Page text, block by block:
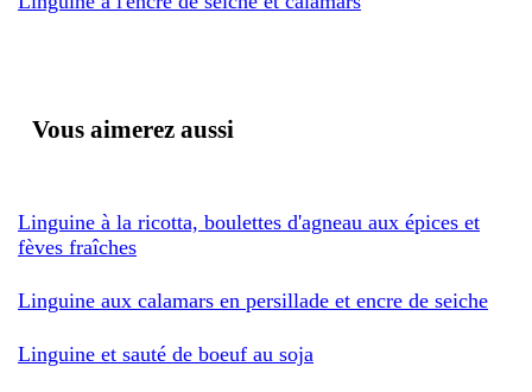
Vous aimerez aussi
Linguine à la ricotta, boulettes d'agneau aux épices et
fèves fraîches
Linguine aux calamars en persillade et encre de seiche
Linguine et sauté de boeuf au soja